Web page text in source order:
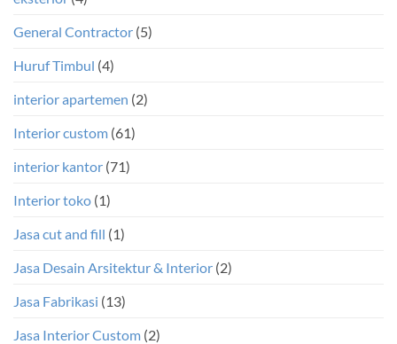
General Contractor (5)
Huruf Timbul (4)
interior apartemen (2)
Interior custom (61)
interior kantor (71)
Interior toko (1)
Jasa cut and fill (1)
Jasa Desain Arsitektur & Interior (2)
Jasa Fabrikasi (13)
Jasa Interior Custom (2)